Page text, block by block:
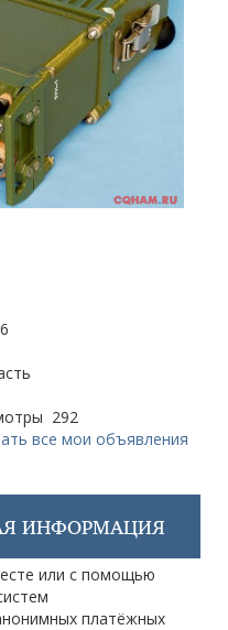
292
все мои объявления
ИНФОРМАЦИЯ
или с помощью
платёжных